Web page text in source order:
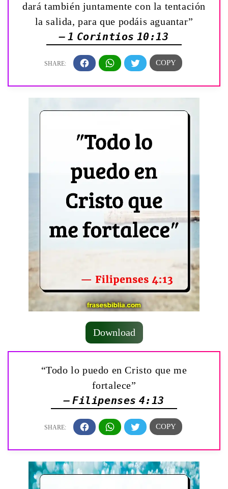
dará también juntamente con la tentación
la salida, para que podáis aguantar”
— 1 Corintios 10:13
Download
“Todo lo puedo en Cristo que me
fortalece”
— Filipenses 4:13